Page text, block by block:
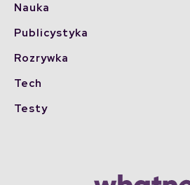
Nauka
Publicystyka
Rozrywka
Tech
Testy